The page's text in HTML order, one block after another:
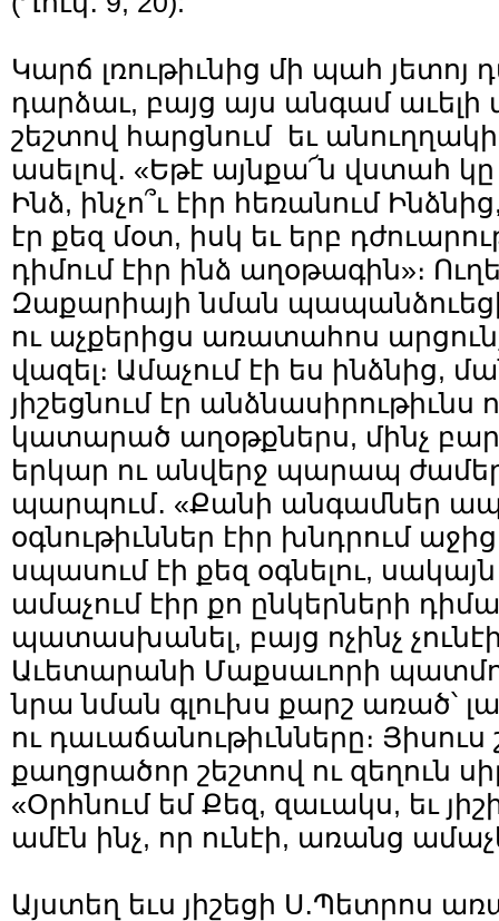
Կարճ լռութիւնից մի պահ յետոյ
դարձաւ, բայց այս անգամ աւելի
շեշտով հարցնում եւ
ասելով․ «Եթէ այնքա՜ն վստահ
Ինձ, ինչո՞ւ էիր հեռանում
էր քեզ մօտ, իսկ եւ երբ
դիմում էիր ինձ աղօթագին»։
Զաքարիայի նման
ու աչքերիցս առատահոս
վազել։ Ամաչում էի ես ինձնից,
յիշեցնում էր
կատարած աղօթքներս, մինչ
երկար ու անվերջ պարապ
պարպում․ «Քանի անգամներ
օգնութիւններ էիր խնդրում
սպասում էի քեզ օգնելու,
ամաչում էիր քո ընկերների
պատասխանել, բայց ոչինչ չունէի
Աւետարանի Մաքսաւորի
նրա նման գլուխս քարշ առած՝
ու դաւաճանութիւնները։
քաղցրածոր շեշտով ու զեղուն
«Օրհնում եմ Քեզ, զաւակս, եւ
ամէն ինչ, որ ունէի, առանց
Այստեղ եւս յիշեցի Ս․Պետրոս